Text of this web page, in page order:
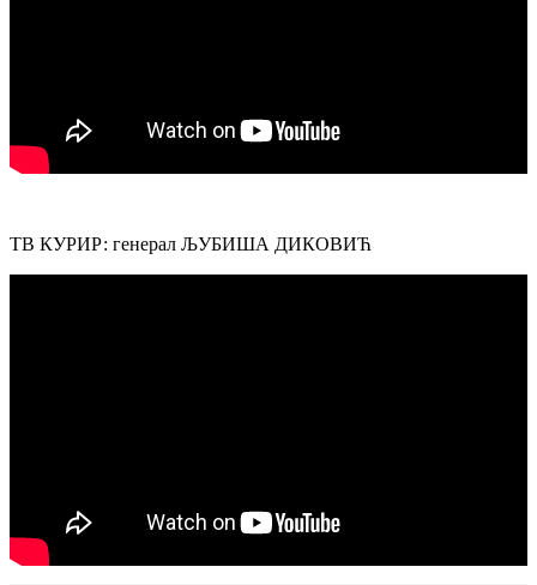
ТВ КУРИР: генерал ЉУБИША ДИКОВИЋ